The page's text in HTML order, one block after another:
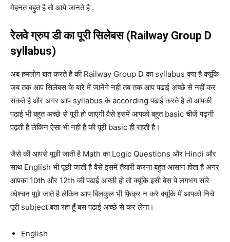
मेहनत बहुत है तो आये जानते है .
रेलवे ग्रुप डी का पूरी सिलेबस (Railway Group D
syllabus)
अब हमलोग बात करते है की Railway Group D का syllabus क्या है क्यूंकि
जब तक आप सिलेबस के बारे में जानेंगे नहीं तब तक आप पढाई अच्छे से नहीं कर
सकते है और अगर आप syllabus के according पढाई करते है तो आपकी
पढाई भी बहुत अच्छे से पूरी हो जाएगी वैसे इसमें आपको बहुत basic चीजें पढ़नी
पढ़ती है लेकिन ऐसा भी नहीं है की पूरी basic ही रहती है।
जैसे की आपसे पूछी जाती है Math का Logic Questions और Hindi और
साथ English भी पूछी जाती है वैसे इसमें तैयारी करना बहुत आसान होता है अगर
आपका 10th और 12th की पढाई अच्छी हो तो क्यूंकि इसी बेस पे लगभग सारे
क्वेश्चन पूछे जाते है लेकिन आप बिलकुल भी फ़िक्र न करे क्यूंकि में आपको निचे
पूरी subject बता रहा हूँ बस पढाई अच्छे से कर लेना।
English